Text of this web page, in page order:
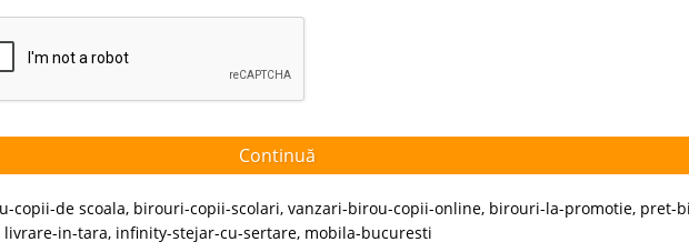
Continuă
copii-de scoala, birouri-copii-scolari, vanzari-birou-copii-online, birouri-la-promotie, pret-
livrare-in-tara, infinity-stejar-cu-sertare, mobila-bucuresti